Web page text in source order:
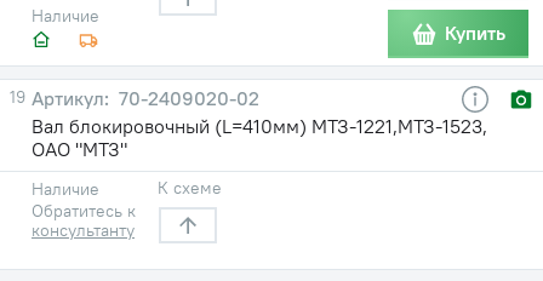
Наличие
Купить
19
70-2409020-02
Вал блокировочный (L=410мм) МТЗ-1221,МТЗ-1523,
ОАО "МТЗ"
Наличие
Обратитесь к
консультанту
К схеме